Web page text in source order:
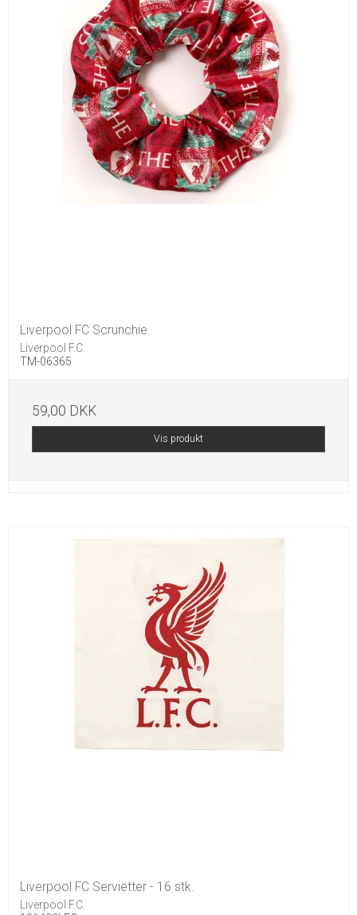
Liverpool FC Scrunchie
Liverpool F.C.
TM-06365
59,00 DKK
Vis produkt
Liverpool FC Servietter - 16 stk.
Liverpool F.C.